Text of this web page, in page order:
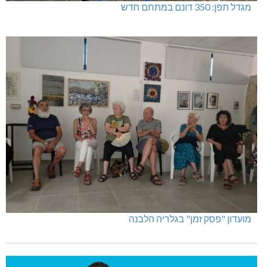
מגדל תפן: 350 דונם במתחם חדש
מועדון "פסק זמן" בגלריה הלבנה